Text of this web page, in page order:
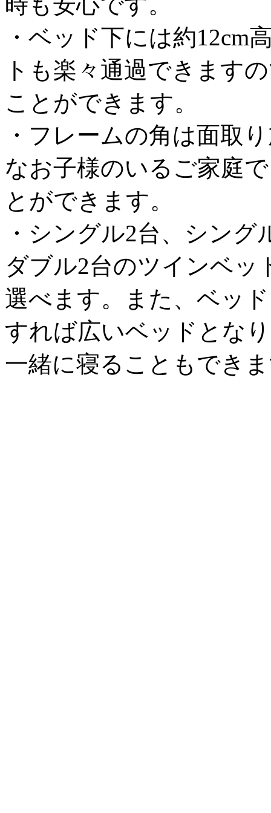
・ベッド下には約12cm
トも楽々通過できます
ことができます。
・フレームの角は面取
なお子様のいるご家庭
とができます。
・シングル2台、シン
ダブル2台のツインベッ
選べます。また、ベッ
すれば広いベッドとな
一緒に寝ることもでき